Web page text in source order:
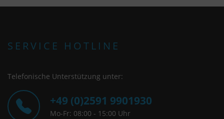
SERVICE HOTLINE
Telefonische Unterstützung unter:
+49 (0)2591 9901930
Mo-Fr: 08:00 - 15:00 Uhr